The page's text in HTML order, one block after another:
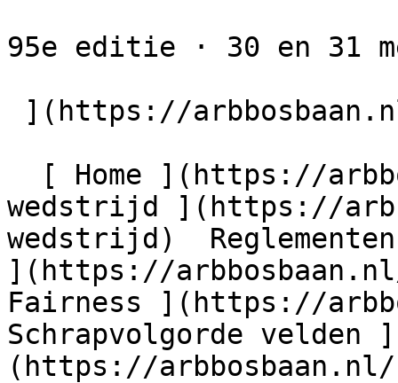
95e editie · 30 en 31
wedstrijd ](https://
wedstrijd)
](https://
Fairness ](https://
Schrapvolgorde velden ]
(https://